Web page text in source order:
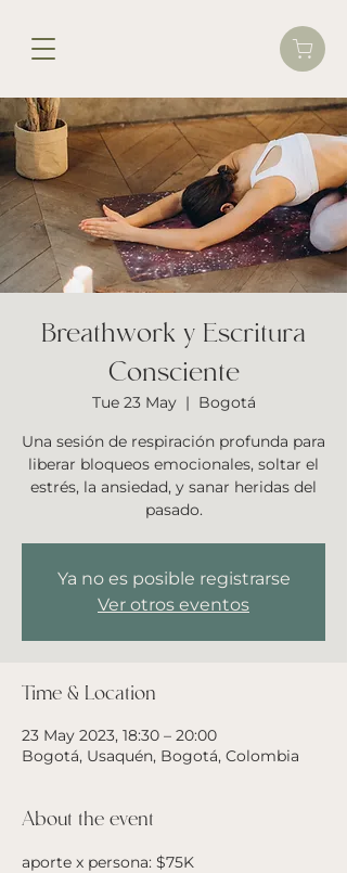
Breathwork y Escritura
Consciente
Tue 23 May
  |
Bogotá
Una sesión de respiración profunda para
liberar bloqueos emocionales, soltar el
estrés, la ansiedad, y sanar heridas del
pasado.
Ya no es posible registrarse
Ver otros eventos
Time & Location
23 May 2023, 18:30 – 20:00
Bogotá, Usaquén, Bogotá, Colombia
About the event
aporte x persona: $75K